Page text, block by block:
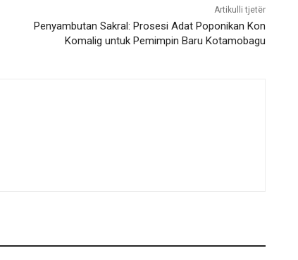
Artikulli tjetër
Penyambutan Sakral: Prosesi Adat Poponikan Kon
Komalig untuk Pemimpin Baru Kotamobagu